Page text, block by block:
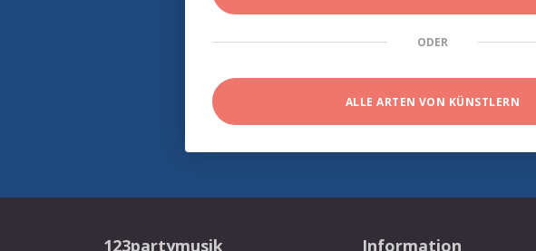
ODER
ALLE ARTEN VON KÜNSTLERN
123partymusik Information